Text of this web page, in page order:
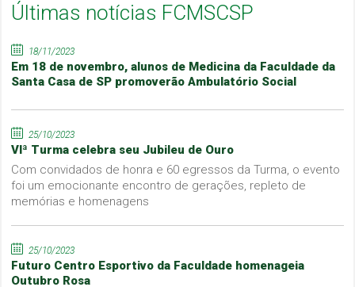
Últimas notícias FCMSCSP
18/11/2023
Em 18 de novembro, alunos de Medicina da Faculdade da
Santa Casa de SP promoverão Ambulatório Social
25/10/2023
VIª Turma celebra seu Jubileu de Ouro
Com convidados de honra e 60 egressos da Turma, o evento
foi um emocionante encontro de gerações, repleto de
memórias e homenagens
25/10/2023
Futuro Centro Esportivo da Faculdade homenageia
Outubro Rosa